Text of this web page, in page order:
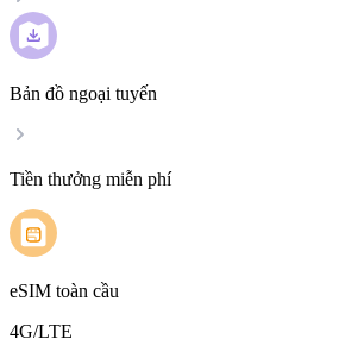
Bản đồ ngoại tuyến
Tiền thưởng miễn phí
eSIM toàn cầu
4G/LTE